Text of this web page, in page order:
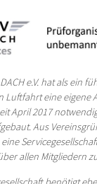
e.V. hat als ein
eine eigene
April 2017
Aus
allen Mitgliedern